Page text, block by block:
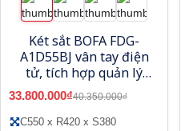
Két sắt BOFA FDG-
A1D55BJ vân tay điện
tử, tích hợp quản lý
bằng điện thoại
33.800.000₫40.350.000₫
C550 x R420 x S380